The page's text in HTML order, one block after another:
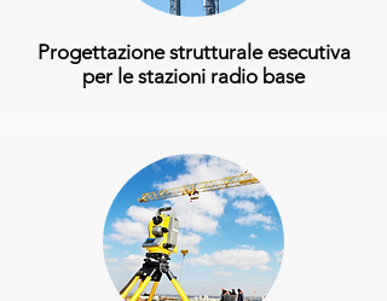
Progettazione strutturale esecutiva
per le stazioni radio base